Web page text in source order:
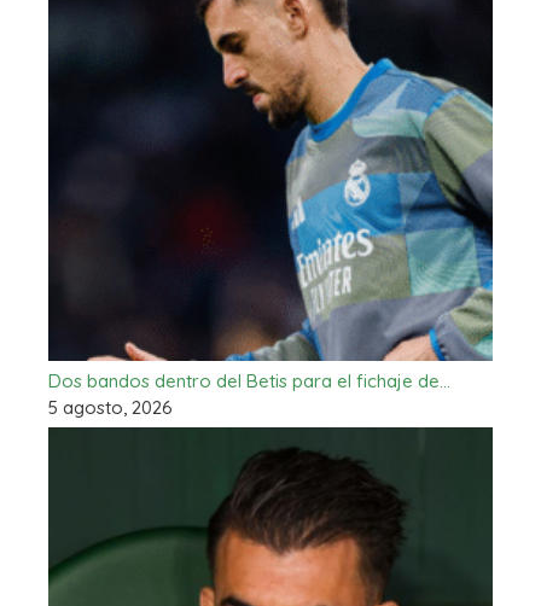
Dos bandos dentro del Betis para el fichaje de…
5 agosto, 2026